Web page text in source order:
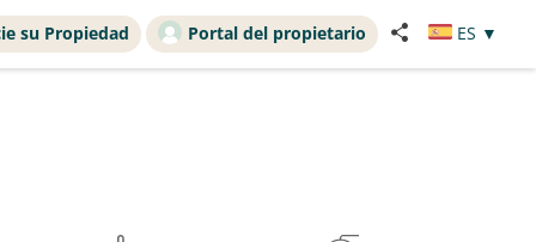
su Propiedad Portal del propietario ES ▼